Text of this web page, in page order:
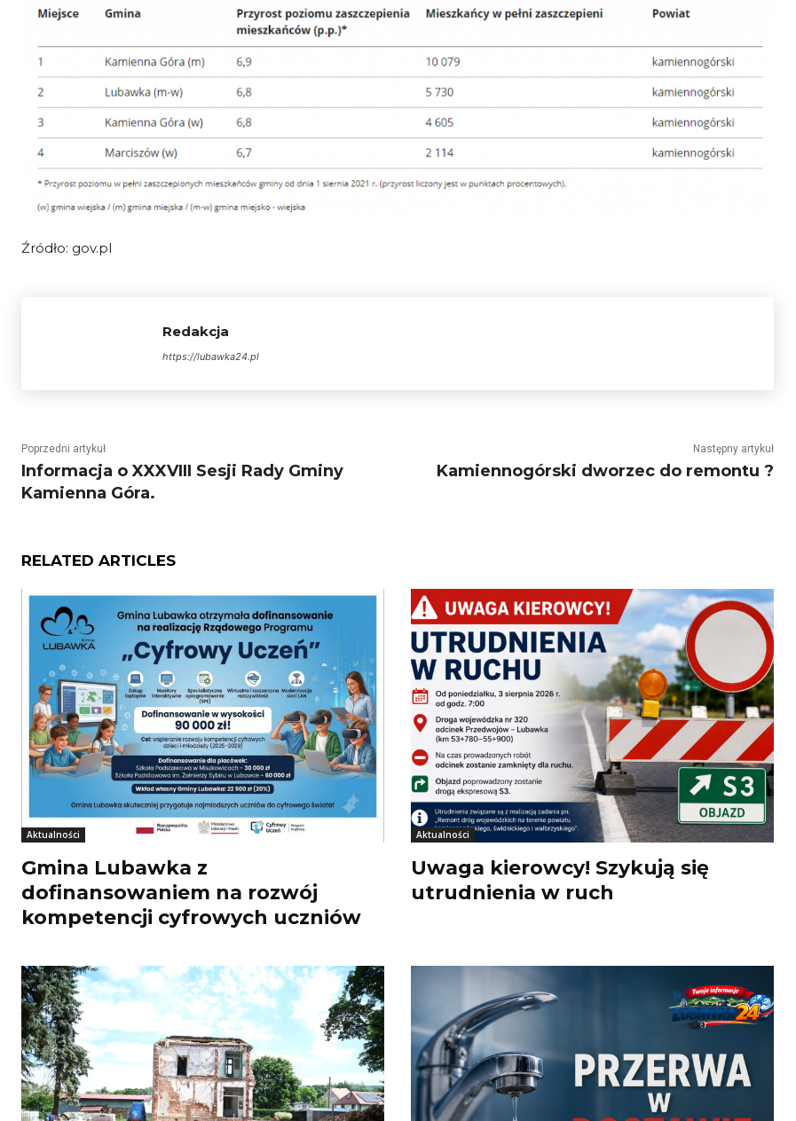
Źródło: gov.pl
Redakcja
https://lubawka24.pl
Poprzedni artykuł
Informacja o XXXVIII Sesji Rady Gminy
Kamienna Góra.
Następny artykuł
Kamiennogórski dworzec do remontu ?
RELATED ARTICLES
Aktualności
Gmina Lubawka z
dofinansowaniem na rozwój
kompetencji cyfrowych uczniów
Aktualności
Uwaga kierowcy! Szykują się
utrudnienia w ruch